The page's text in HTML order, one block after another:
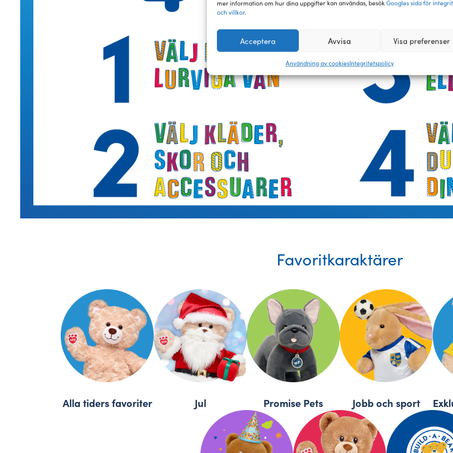
mer information om hur dina uppgifter kan användas, besökGoogles sida för
och villkor.
Acceptera Avvisa Visa preferenser
Användning av cookiesIntegritetspolicy
Favoritkaraktärer
Alla tiders favoriter Jul Promise Pets Jobb och sport